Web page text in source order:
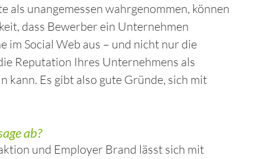
unangemessen wahrgenommen, können
dass Bewerber ein Unternehmen
im Social Web aus – und nicht nur die
Reputation Ihres Unternehmens als
Es gibt also gute Gründe, sich mit
ab?
und Employer Brand lässt sich mit